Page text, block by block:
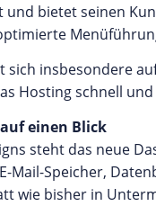
bietet seinen
sich insbesondere
Hosting schnell
einen Blick
steht das neue
Mail-Speicher,
wie bisher in